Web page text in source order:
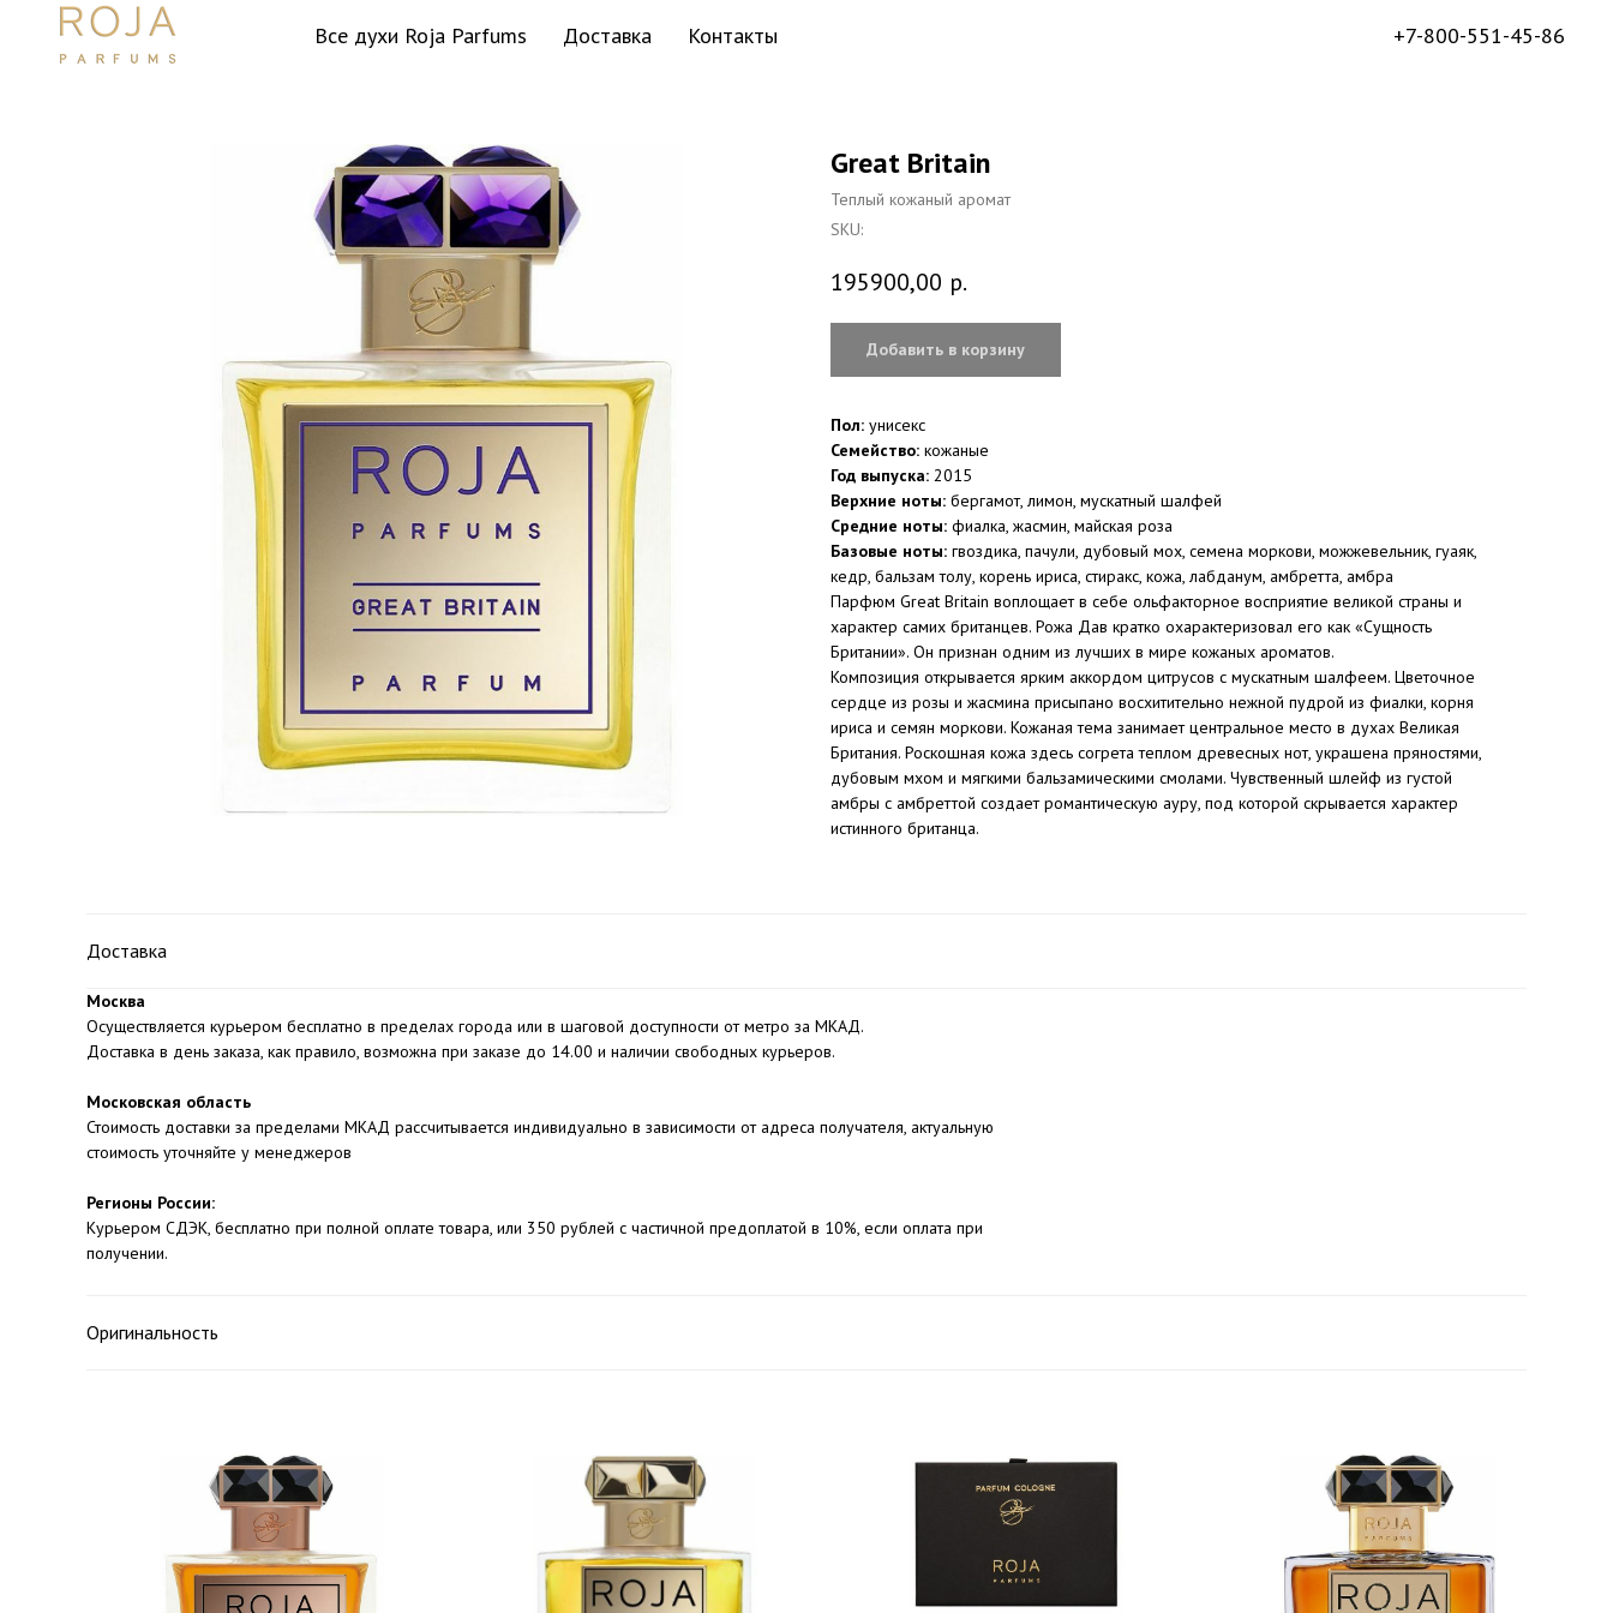
Все духи Roja Parfums Доставка Контакты +7-800-551-45-86
Great Britain
Теплый кожаный аромат
SKU:
195900,00 р.
Добавить в корзину
Пол: унисекс
Семейство: кожаные
Год выпуска: 2015
Верхние ноты: бергамот, лимон, мускатный шалфей
Средние ноты: фиалка, жасмин, майская роза
Базовые ноты: гвоздика, пачули, дубовый мох, семена моркови, можжевельник, гуаяк,
кедр, бальзам толу, корень ириса, стиракс, кожа, лабданум, амбретта, амбра
Парфюм Great Britain воплощает в себе ольфакторное восприятие великой страны и
характер самих британцев. Рожа Дав кратко охарактеризовал его как «Сущность
Британии». Он признан одним из лучших в мире кожаных ароматов.
Композиция открывается ярким аккордом цитрусов с мускатным шалфеем. Цветочное
сердце из розы и жасмина присыпано восхитительно нежной пудрой из фиалки, корня
ириса и семян моркови. Кожаная тема занимает центральное место в духах Великая
Британия. Роскошная кожа здесь согрета теплом древесных нот, украшена пряностями,
дубовым мхом и мягкими бальзамическими смолами. Чувственный шлейф из густой
амбры с амбреттой создает романтическую ауру, под которой скрывается характер
истинного британца.
Доставка
Москва
Осуществляется курьером бесплатно в пределах города или в шаговой доступности от метро за МКАД.
Доставка в день заказа, как правило, возможна при заказе до 14.00 и наличии свободных курьеров.
Московская область
Стоимость доставки за пределами МКАД рассчитывается индивидуально в зависимости от адреса получателя, актуальную
стоимость уточняйте у менеджеров
Регионы России:
Курьером СДЭК, бесплатно при полной оплате товара, или 350 рублей с частичной предоплатой в 10%, если оплата при
получении.
Оригинальность